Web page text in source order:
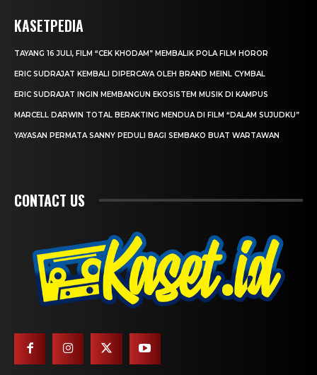
KASETPEDIA
TAYANG 16 JULI, FILM “CEK KHODAM” MEMBALIK POLA FILM HOROR
ERIC SUDRAJAT KEMBALI DIPERCAYA OLEH BRAND MEINL CYMBAL
ERIC SUDRAJAT INGIN MEMBANGUN EKOSISTEM MUSIK DI KAMPUS
MARCELL DARWIN TOTAL BERAKTING MENDUA DI FILM “DALAM SUJUDKU”
YAYASAN PERMATA SANNY PEDULI BAGI SEMBAKO BUAT WARTAWAN
CONTACT US